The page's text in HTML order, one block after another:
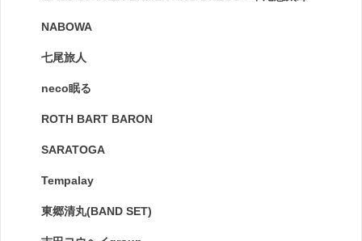
NABOWA
七尾旅人
neco眠る
ROTH BART BARON
SARATOGA
Tempalay
東郷清丸(BAND SET)